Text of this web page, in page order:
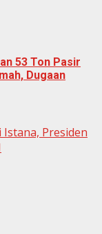
53 Ton Pasir
Dugaan
Presiden